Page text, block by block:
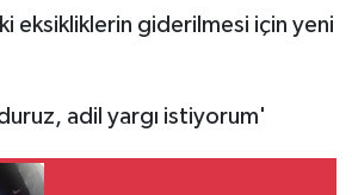
eksikliklerin giderilmesi için yeni
adil yargı istiyorum'